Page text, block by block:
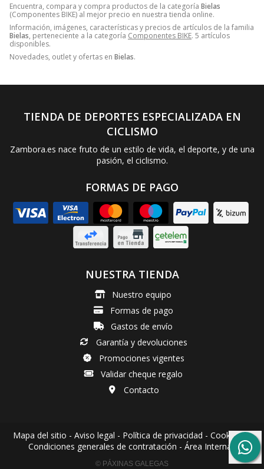
Encuentra, compara y compra productos de la categoría Bielas
(Componentes BIKE) al mejor precio en nuestra tienda online.
Información, imágenes, características y precios de artículos de la familia
Bielas, perteneciente a la categoría Componentes BIKE. 5 artículos
disponibles.
Novedades, outlet y ofertas en Bielas.
TIENDA DE DEPORTES ESPECIALIZADA EN
CICLISMO
Zambora.es nace fruto de un estilo de vida, el deporte, y de una
pasión, el ciclismo.
FORMAS DE PAGO
NUESTRA TIENDA
Nuestro equipo
Formas de pago
Gastos de envío
Garantía y devoluciones
Promociones vigentes
Validar cheque regalo
Contacto
Mapa del sitio - Aviso legal - Política de privacidad - Cookies-
Condiciones generales de contratación - Área Interna
© PÁXINAS GALEGAS